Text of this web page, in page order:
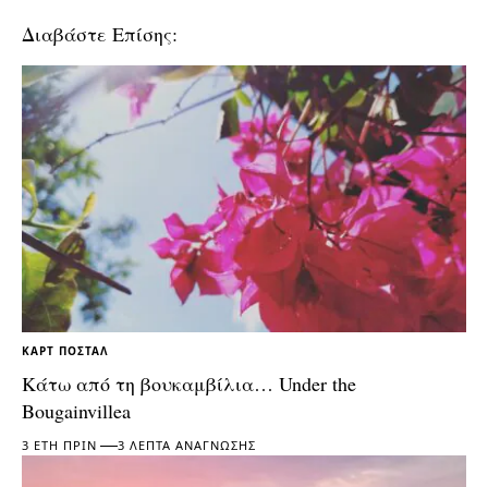
Διαβάστε Επίσης:
ΚΑΡΤ ΠΟΣΤΆΛ
Κάτω από τη βουκαμβίλια… Under the
Bougainvillea
3 ΈΤΗ ΠΡΙΝ 3 ΛΕΠΤΆ ΑΝΆΓΝΩΣΗΣ